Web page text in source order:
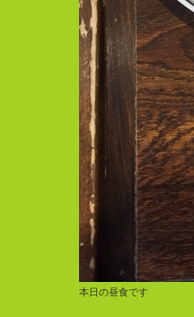
本日の昼食です